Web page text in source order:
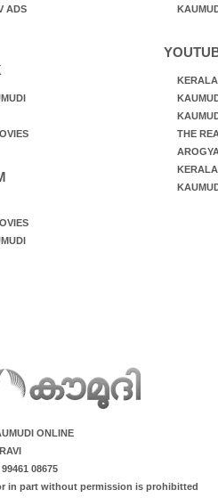
ADS
THE
ONLINE
08675
in part without permission is prohibitted